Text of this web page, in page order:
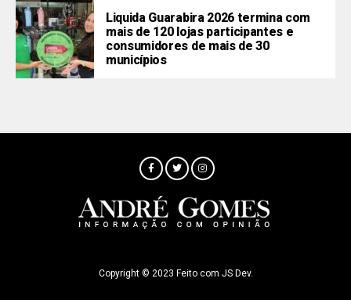
Liquida Guarabira 2026 termina com
mais de 120 lojas participantes e
consumidores de mais de 30
municípios
Copyright © 2023 Feito com JS Dev.